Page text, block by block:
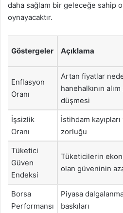
daha sağlam bir geleceğe sahip
oynayacaktır.
Göstergeler Açıklama
Enflasyon
Oranı
Artan fiyatlar
hanehalkının
düşmesi
İşsizlik
Oranı
İstihdam
zorluğu
Tüketici
Güven
Endeksi
Tüketicilerin
olan güveninin
Borsa
Performansı
Piyasa
baskıları